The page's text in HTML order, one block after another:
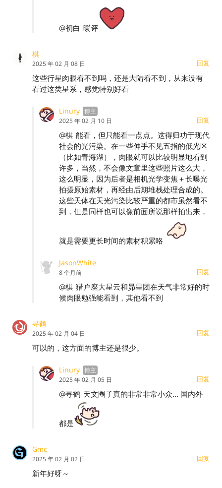
@初白 暖评
棋
回复
2025 年 02 月 08 日
这些行星肉眼看不到吗，还是大陆看不到，从来没有
看过这类星系，感觉特别好看
Linury
回复
2025 年 02 月 10 日
@棋 能看，但只能看一点点。这得归功于现代
社会的光污染。在一些伸手不见五指的低光区
（比如青海湖），肉眼就可以比较明显地看到
许多，当然，不会像文章里这些照片这么大，
这么明显，因为后者是相机光学变焦＋长曝光
拍摄原始素材，再经由后期堆栈处理合成的。
这些天体在天光污染比较严重的都市虽然看不
到，但是同样也可以像前面所说那样拍出来，
就是需要更长时间的素材积累咯
JasonWhite
回复
8 个月前
@棋 猎户座大星云和昴星团在天气非常好的时
候肉眼勉强能看到，其他看不到
寻鹤
回复
2025 年 02 月 04 日
可以的，这方面的博主还是很少。
Linury
回复
2025 年 02 月 05 日
@寻鹤 天文圈子真的非常非常小众... 国内外
都是
Gmc
回复
2025 年 02 月 02 日
新年好呀～